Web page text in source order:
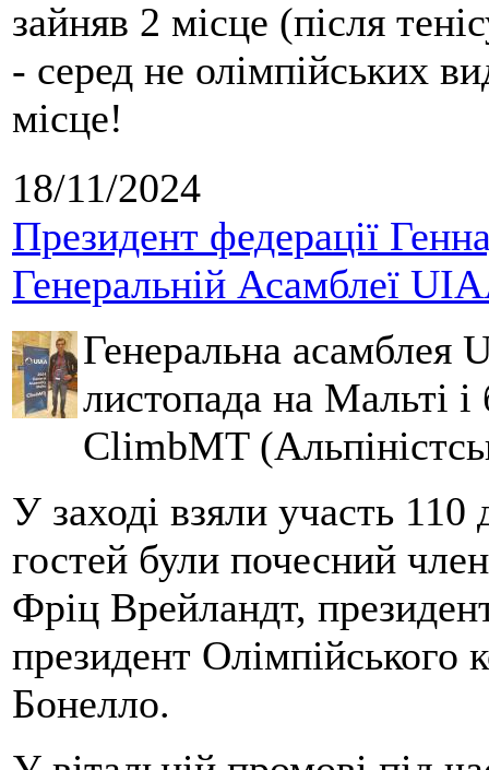
зайняв 2 місце (після
- серед не олімпійських
місце!
18/11/2024
Президент федерації
Генеральній Асамблеї
Генеральна асамблея
листопада на Мальті і
ClimbMT
У заході взяли участь 110
гостей були почесний
Фріц Врейландт,
президент
Бонелло.